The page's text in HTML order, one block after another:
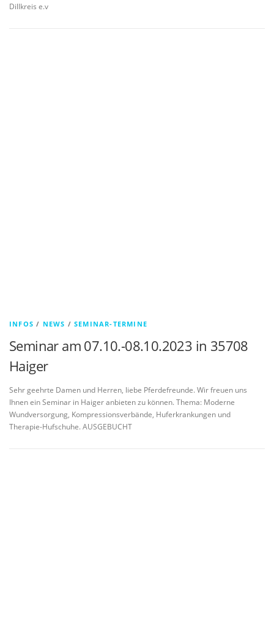
Dillkreis e.v
INFOS / NEWS /SEMINAR-TERMINE
Seminar am 07.10.-08.10.2023 in 35708
Haiger
Sehr geehrte Damen und Herren, liebe Pferdefreunde. Wir freuen uns
Ihnen ein Seminar in Haiger anbieten zu können. Thema: Moderne
Wundversorgung, Kompressionsverbände, Huferkrankungen und
Therapie-Hufschuhe. AUSGEBUCHT